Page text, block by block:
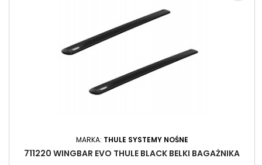
MARKA: THULE SYSTEMY NOŚNE
711220 WINGBAR EVO THULE BLACK BELKI BAGAŻNIKA